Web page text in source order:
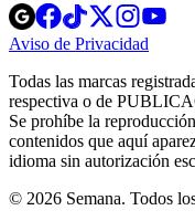
Opens
in
new
Opens
in
new
Opens
in
new
window
Opens
new
window
Aviso de Privacidad
new
Todas las marcas
respectiva o de
Se prohíbe la
contenidos que aquí
idioma sin autorización
© 2026 Semana. Todos